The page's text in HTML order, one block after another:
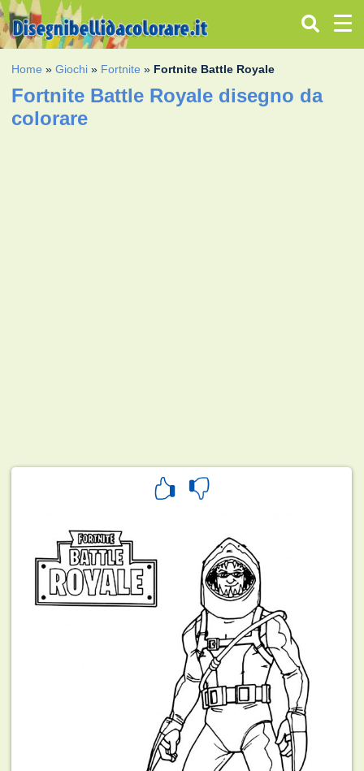
Home »Giochi » Fortnite » Fortnite Battle Royale
Fortnite Battle Royale disegno da
colorare